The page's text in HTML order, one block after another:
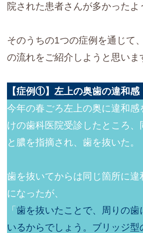
院された患者さんが多かったよ
そのうちの1つの症例を通じて
の流れをご紹介しようと思いま
【症例①】左上の奥歯の違和感
今年の春ごろ左上の奥に違和感
けの歯科医院受診したところ
と膿を指摘され、歯を抜いた。
歯を抜いてからは同じ箇所に違
になったが、
「歯を抜いたことで、周りの歯
いるからでしょう。ブリッジ